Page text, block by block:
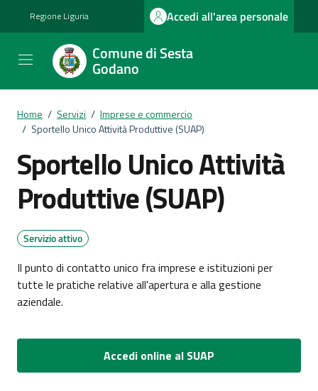
Regione Liguria Accedi all'area personale
Comune di Sesta
Godano
Home / Servizi / Imprese e commercio
/ Sportello Unico Attività Produttive (SUAP)
Sportello Unico Attività
Produttive (SUAP)
Servizio attivo
Il punto di contatto unico fra imprese e istituzioni per
tutte le pratiche relative all'apertura e alla gestione
aziendale.
Accedi online al SUAP